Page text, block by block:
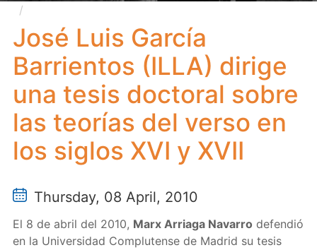
doctoral sobre las teorías del verso en los siglos XVI y
XVII
José Luis García
Barrientos (ILLA) dirige
una tesis doctoral sobre
las teorías del verso en
los siglos XVI y XVII
Thursday, 08 April, 2010
El 8 de abril del 2010, Marx Arriaga Navarro defendió
en la Universidad Complutense de Madrid su tesis